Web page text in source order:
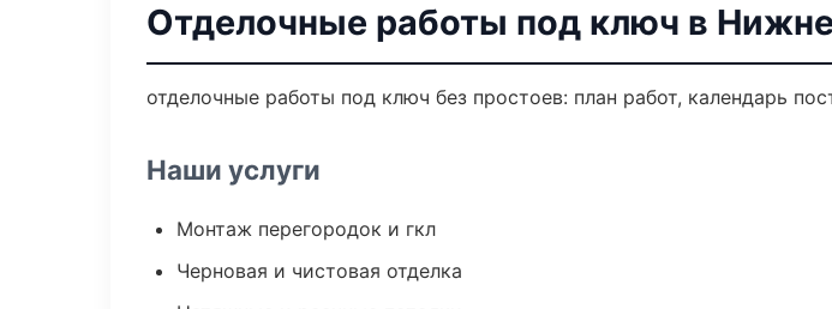
Отделочные работы под ключ в
отделочные работы под ключ без простоев: план работ, календарь
Наши услуги
Монтаж перегородок и гкл
Черновая и чистовая отделка